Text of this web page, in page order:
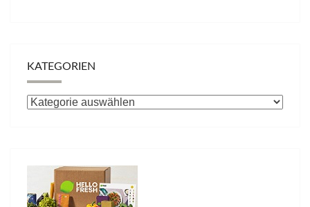
KATEGORIEN
Kategorien